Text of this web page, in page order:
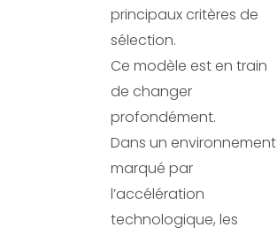
principaux critères de
sélection.
Ce modèle est en train
de changer
profondément.
Dans un environnement
marqué par
l’accélération
technologique, les